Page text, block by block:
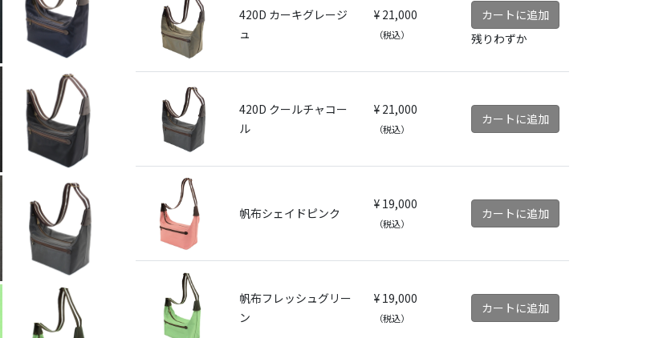
420D カーキグレージ
ュ
¥ 21,000
（税込）
カートに追加
残りわずか
420D クールチャコー
ル
¥ 21,000
（税込）
カートに追加
帆布シェイドピンク
¥ 19,000
（税込）
カートに追加
帆布フレッシュグリー
ン
¥ 19,000
（税込）
カートに追加